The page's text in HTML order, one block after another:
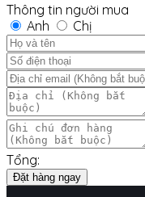
Thông tin người mua
Anh
Chị
Tổng:
Đặt hàng ngay